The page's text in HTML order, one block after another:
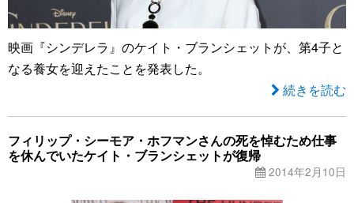
映画『シンデレラ』のケイト・ブランシェットが、第4子と
なる養女を迎えたことを発表した。
続きを読む
フィリップ・シーモア・ホフマンさんの死を悼むため仕事
を休んでいたケイト・ブランシェットが復帰
2014年2月10日